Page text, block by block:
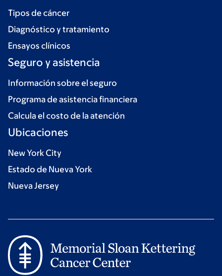
Tipos de cáncer
Diagnóstico y tratamiento
Ensayos clínicos
Seguro y asistencia
Información sobre el seguro
Programa de asistencia financiera
Calcula el costo de la atención
Ubicaciones
New York City
Estado de Nueva York
Nueva Jersey